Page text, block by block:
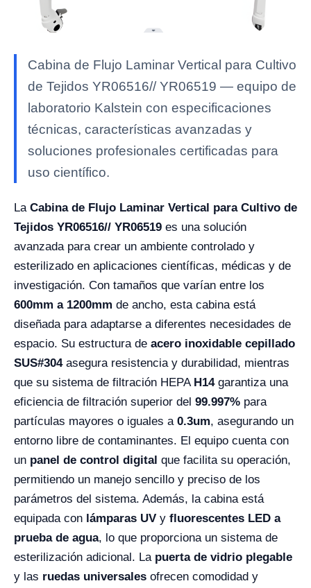
Cabina de Flujo Laminar Vertical para Cultivo
de Tejidos YR06516// YR06519 — equipo de
laboratorio Kalstein con especificaciones
técnicas, características avanzadas y
soluciones profesionales certificadas para
uso científico.
La Cabina de Flujo Laminar Vertical para Cultivo de
Tejidos YR06516// YR06519 es una solución
avanzada para crear un ambiente controlado y
esterilizado en aplicaciones científicas, médicas y de
investigación. Con tamaños que varían entre los
600mm a 1200mm de ancho, esta cabina está
diseñada para adaptarse a diferentes necesidades de
espacio. Su estructura de acero inoxidable cepillado
SUS#304asegura resistencia y durabilidad, mientras
que su sistema de filtración HEPA H14garantiza una
eficiencia de filtración superior del 99.997% para
partículas mayores o iguales a 0.3um, asegurando un
entorno libre de contaminantes. El equipo cuenta con
un panel de control digital que facilita su operación,
permitiendo un manejo sencillo y preciso de los
parámetros del sistema. Además, la cabina está
equipada con lámparas UV y fluorescentes LED a
prueba de agua, lo que proporciona un sistema de
esterilización adicional. La puerta de vidrio plegable
y las ruedas universales ofrecen comodidad y